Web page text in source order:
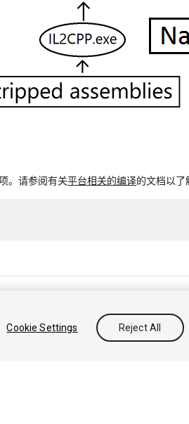
。请参阅有关平台相关的编译的文档以了
不要出售或分享我的个人信息
Cookie Settings Reject All